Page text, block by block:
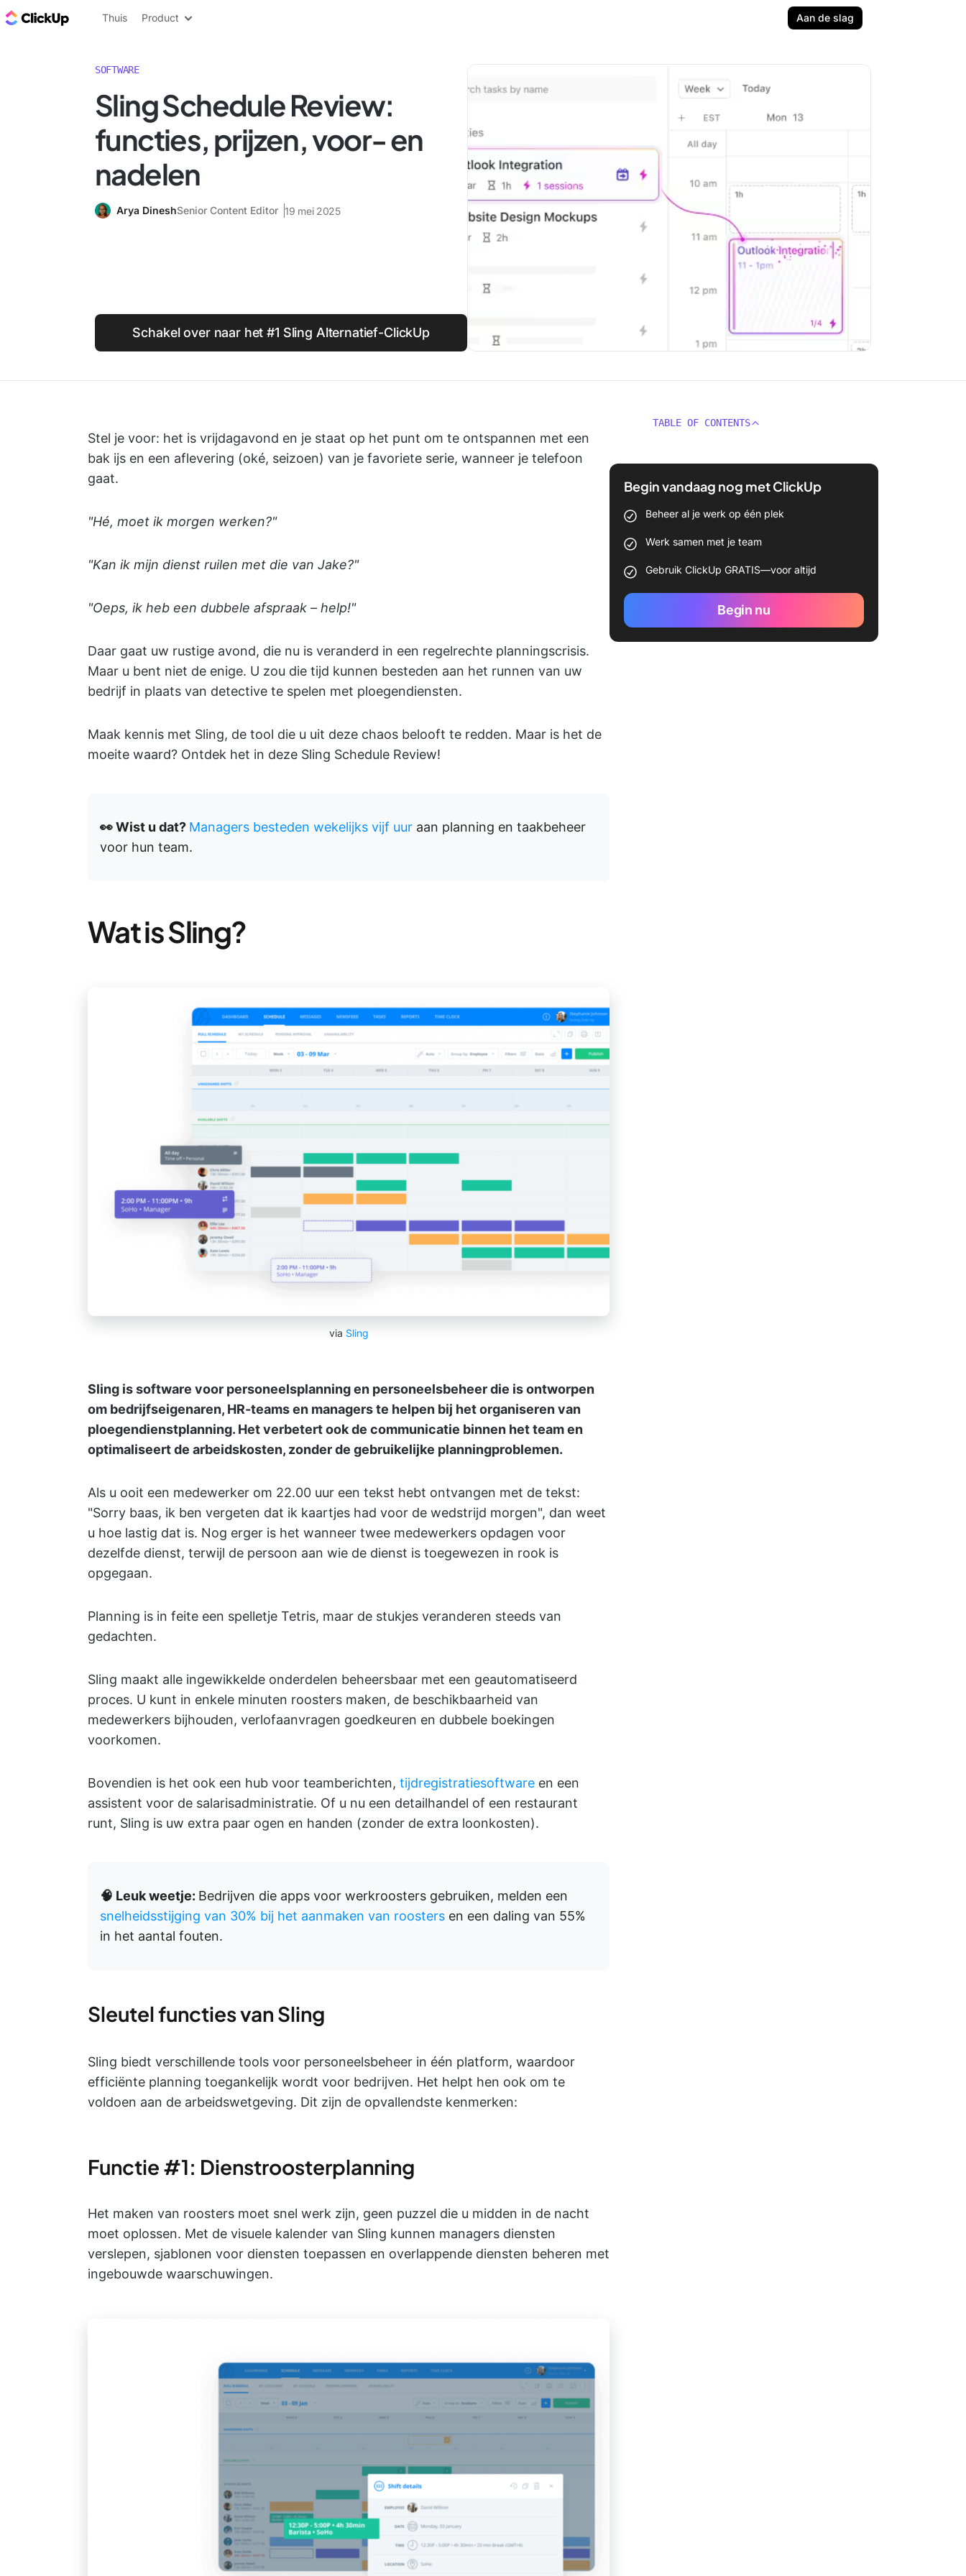
ClickUp Blog
Thuis Product Aan de slag
SOFTWARE
Sling Schedule Review:
functies, prijzen, voor- en
nadelen
Arya DineshSenior Content Editor 19 mei 2025
Schakel over naar het #1 Sling Alternatief-ClickUp
Stel je voor: het is vrijdagavond en je staat op het punt om te ontspannen met een
bak ijs en een aflevering (oké, seizoen) van je favoriete serie, wanneer je telefoon
gaat.
"Hé, moet ik morgen werken?"
"Kan ik mijn dienst ruilen met die van Jake?"
"Oeps, ik heb een dubbele afspraak – help!"
Daar gaat uw rustige avond, die nu is veranderd in een regelrechte planningscrisis.
Maar u bent niet de enige. U zou die tijd kunnen besteden aan het runnen van uw
bedrijf in plaats van detective te spelen met ploegendiensten.
Maak kennis met Sling, de tool die u uit deze chaos belooft te redden. Maar is het de
moeite waard? Ontdek het in deze Sling Schedule Review!
👀 Wist u dat? Managers besteden wekelijks vijf uur aan planning en taakbeheer
voor hun team.
Wat is Sling?
via Sling
Sling is software voor personeelsplanning en personeelsbeheer die is ontworpen
om bedrijfseigenaren, HR-teams en managers te helpen bij het organiseren van
ploegendienstplanning. Het verbetert ook de communicatie binnen het team en
optimaliseert de arbeidskosten, zonder de gebruikelijke planningproblemen.
Als u ooit een medewerker om 22.00 uur een tekst hebt ontvangen met de tekst:
"Sorry baas, ik ben vergeten dat ik kaartjes had voor de wedstrijd morgen", dan weet
u hoe lastig dat is. Nog erger is het wanneer twee medewerkers opdagen voor
dezelfde dienst, terwijl de persoon aan wie de dienst is toegewezen in rook is
opgegaan.
Planning is in feite een spelletje Tetris, maar de stukjes veranderen steeds van
gedachten.
Sling maakt alle ingewikkelde onderdelen beheersbaar met een geautomatiseerd
proces. U kunt in enkele minuten roosters maken, de beschikbaarheid van
medewerkers bijhouden, verlofaanvragen goedkeuren en dubbele boekingen
voorkomen.
Bovendien is het ook een hub voor teamberichten, tijdregistratiesoftware en een
assistent voor de salarisadministratie. Of u nu een detailhandel of een restaurant
runt, Sling is uw extra paar ogen en handen (zonder de extra loonkosten).
🧠 Leuk weetje: Bedrijven die apps voor werkroosters gebruiken, melden een
snelheidsstijging van 30% bij het aanmaken van roosters en een daling van 55%
in het aantal fouten.
Sleutel functies van Sling
Sling biedt verschillende tools voor personeelsbeheer in één platform, waardoor
efficiënte planning toegankelijk wordt voor bedrijven. Het helpt hen ook om te
voldoen aan de arbeidswetgeving. Dit zijn de opvallendste kenmerken:
Functie #1: Dienstroosterplanning
Het maken van roosters moet snel werk zijn, geen puzzel die u midden in de nacht
moet oplossen. Met de visuele kalender van Sling kunnen managers diensten
verslepen, sjablonen voor diensten toepassen en overlappende diensten beheren met
ingebouwde waarschuwingen.
TABLE OF CONTENTS
Begin vandaag nog met ClickUp
Beheer al je werk op één plek
Werk samen met je team
Gebruik ClickUp GRATIS—voor altijd
Begin nu